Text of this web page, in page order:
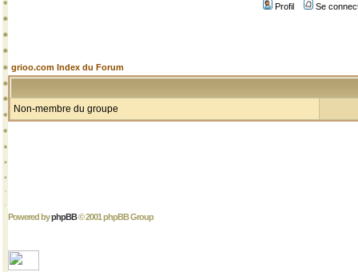
Profil
Se
grioo.com Index du Forum
Non-membre du groupe
Powered byphpBB© 2001 phpBB Group